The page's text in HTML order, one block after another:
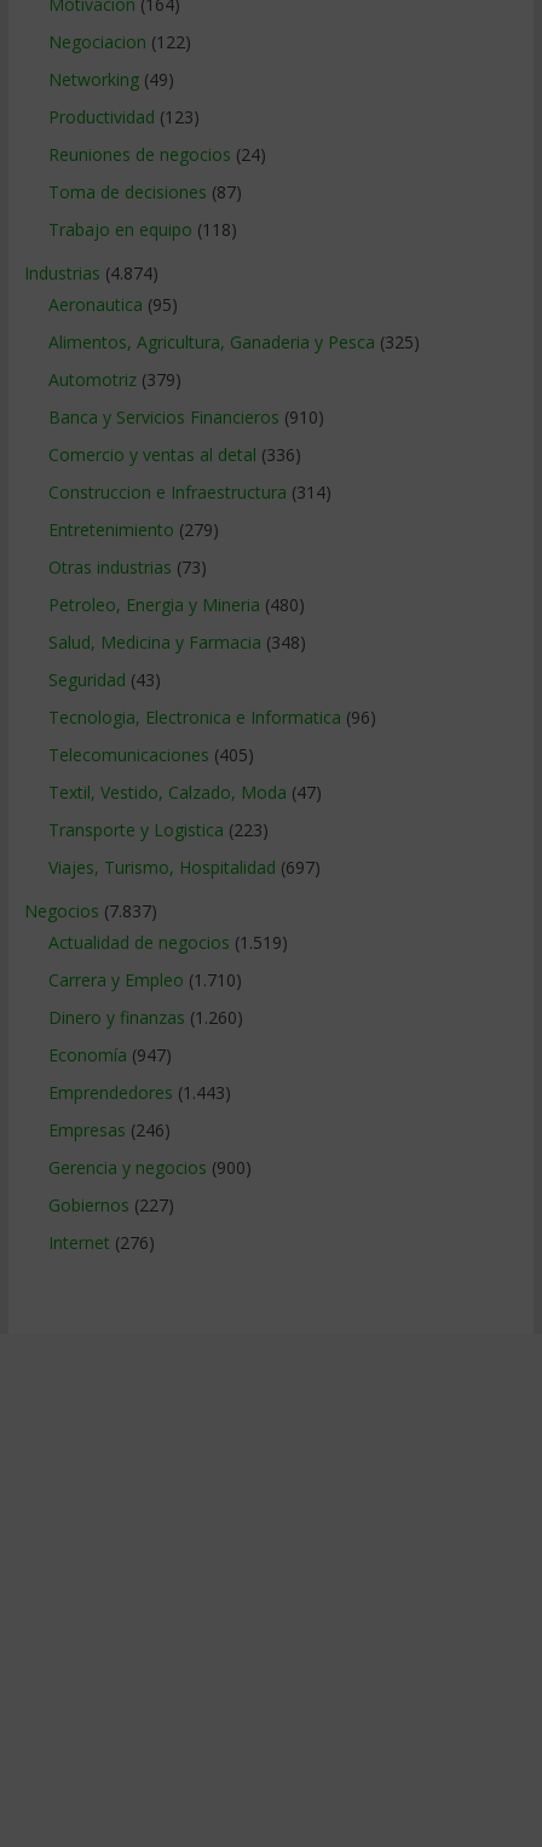
Negociacion (122)
Networking(49)
Productividad (123)
Reuniones de negocios (24)
Toma de decisiones (87)
Trabajo en equipo (118)
Industrias (4.874)
Aeronautica (95)
Alimentos, Agricultura, Ganaderia y Pesca (325)
Automotriz(379)
Banca y Servicios Financieros (910)
Comercio y ventas al detal (336)
Construccion e Infraestructura (314)
Entretenimiento (279)
Otras industrias (73)
Petroleo, Energia y Mineria (480)
Salud, Medicina y Farmacia (348)
Seguridad (43)
Tecnologia, Electronica e Informatica (96)
Telecomunicaciones (405)
Textil, Vestido, Calzado, Moda (47)
Transporte y Logistica (223)
Viajes, Turismo, Hospitalidad (697)
Negocios (7.837)
Actualidad de negocios (1.519)
Carrera y Empleo (1.710)
Dinero y finanzas (1.260)
Economía (947)
Emprendedores (1.443)
Empresas (246)
Gerencia y negocios (900)
Gobiernos (227)
Internet (276)